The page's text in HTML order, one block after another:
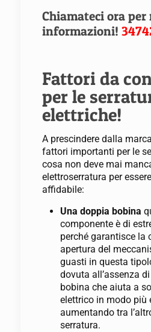
Chiamateci ora per
informazioni!
Fattori da
per le
elettriche!
A prescindere dalla
fattori importanti per le
cosa non deve mai
elettroserratura per
affidabile:
Una doppia bobina
componente è di
perché garantisce la
apertura del
guasti in questa
dovuta all’assenza
bobina che aiuta a
elettrico in modo più
aumentando tra
serratura.